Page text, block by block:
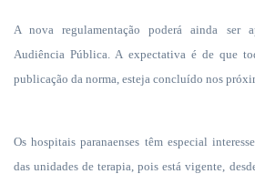
A nova regulamentação poderá ainda ser
Audiência Pública. A expectativa é de que
publicação da norma, esteja concluído nos
Os hospitais paranaenses têm especial
das unidades de terapia, pois está vigente,